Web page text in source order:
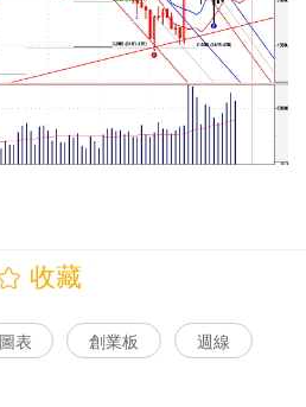
收藏
圖表 創業板 週線